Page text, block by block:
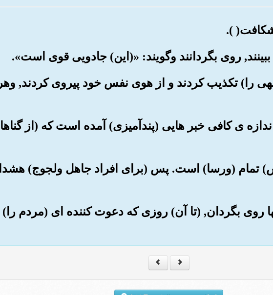
الهی را) تکذیب کردند و از هوی نفس خود پیروی کردند,
ی کافی خبر هایی (پندآمیزی) آمده است که (از
تمام (ورسا) است. پس (برای افراد جاهل ولجوج)
آنها روی بگردان, (تا آن) روزی که دعوت کننده ای (مردم را)